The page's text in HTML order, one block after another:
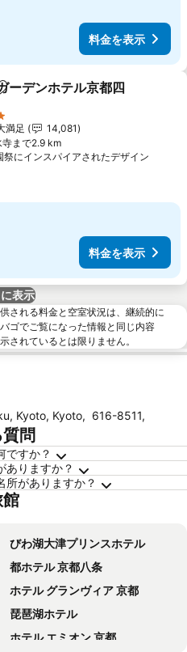
料金を表示
気に入りに追加
ーデンホテル京都四
表示
のランク
満足
14,081
寺まで2.9 km
祭にインスパイアされたデザイン
料金を表示
表示
される料金と空室状況は、継続的に
ゴでご覧になった情報と同じ内容
されているとは限りません。
Kyoto, Kyoto, 616-8511,
問
ですか？
ありますか？
所がありますか？
びわ湖大津プリンスホテル
都ホテル 京都八条
ホテル グランヴィア 京都
琵琶湖ホテル
ホテル エミオン 京都